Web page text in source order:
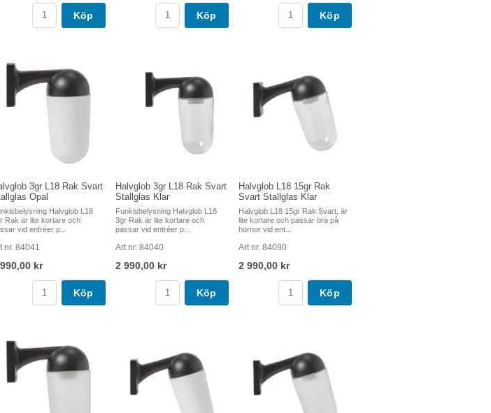
Köp Köp Köp
3gr L18 Rak Svart
Opal
Halvglob L18
Rak är lite kortare och
vid entréer p...
nr. 84041
kr
Köp
Halvglob 3gr L18 Rak Svart
Stallglas Klar
Funkisbelysning Halvglob L18
3gr Rak är lite kortare och
passar vid entréer p...
Art nr. 84040
2 990,00 kr
Köp
Halvglob L18 15gr Rak
Svart Stallglas Klar
Halvglob L18 15gr Rak Svart, är
lite kortare och passar bra på
hörnor vid ent...
Art nr. 84090
2 990,00 kr
Köp